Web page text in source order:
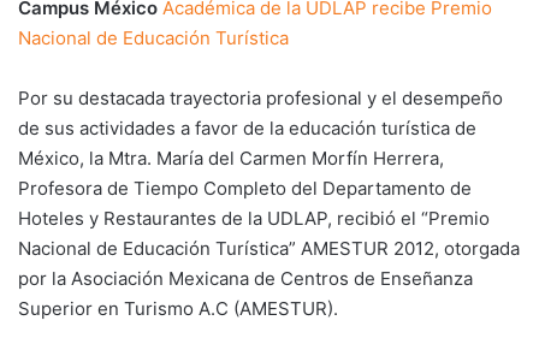
Campus México Académica de la UDLAP recibe Premio
Nacional de Educación Turística
Por su destacada trayectoria profesional y el desempeño
de sus actividades a favor de la educación turística de
México, la Mtra. María del Carmen Morfín Herrera,
Profesora de Tiempo Completo del Departamento de
Hoteles y Restaurantes de la UDLAP, recibió el “Premio
Nacional de Educación Turística” AMESTUR 2012, otorgada
por la Asociación Mexicana de Centros de Enseñanza
Superior en Turismo A.C (AMESTUR).